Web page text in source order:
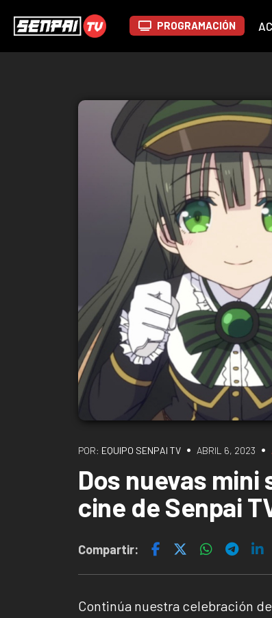
PROGRAMACIÓN
POR: EQUIPO SENPAI TV • ABRIL 6, 2023 •
Dos nuevas
cine de Senpai
Compartir:
Continúa nuestra celebración